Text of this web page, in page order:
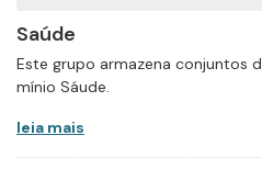
Saúde
Este grupo armazena conjuntos
mínio Sáude.
leia mais